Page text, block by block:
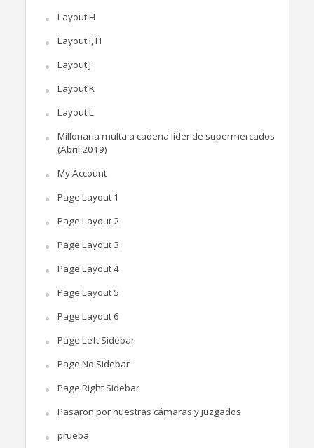
Layout H
Layout I, I1
Layout J
Layout K
Layout L
Millonaria multa a cadena líder de supermercados
(Abril 2019)
My Account
Page Layout 1
Page Layout 2
Page Layout 3
Page Layout 4
Page Layout 5
Page Layout 6
Page Left Sidebar
Page No Sidebar
Page Right Sidebar
Pasaron por nuestras cámaras y juzgados
prueba